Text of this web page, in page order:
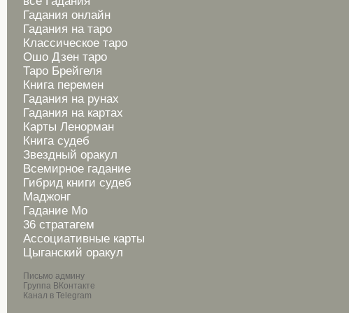
Гадания онлайн
Гадания на таро
Классическое таро
Ошо Дзен таро
Таро Брейгеля
Книга перемен
Гадания на рунах
Гадания на картах
Карты Ленорман
Книга судеб
Звездный оракул
Всемирное гадание
Гибрид книги судеб
Маджонг
Гадание Мо
36 стратагем
Ассоциативные карты
Цыганский оракул
Письмо админу
Группа ВКонтакте
Канал в Telegram